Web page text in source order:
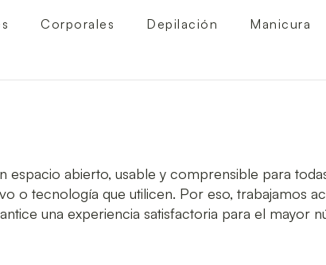
Corporales Depilación Manicura
espacio abierto, usable y comprensible para
o tecnología que utilicen. Por eso, trabajamos
una experiencia satisfactoria para el mayor